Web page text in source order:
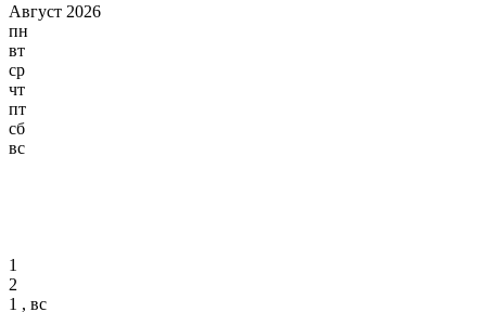
Август 2026
пн
вт
ср
чт
пт
сб
вс
1
2
1 , вс